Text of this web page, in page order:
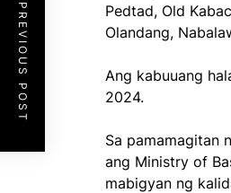
Pedtad, Old
Olandang,
Ang kabuuang
2024.
Sa pamamagitan
ang Ministry of
mabigyan ng
PREVIOUS POST